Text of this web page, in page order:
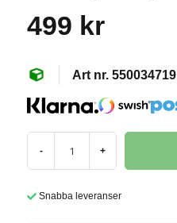
499 kr
550034719
- +
Snabba leveranser